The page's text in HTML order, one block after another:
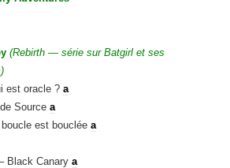
(Rebirth — série sur Batgirl et ses
est oracle ? a
Source a
est bouclée a
Black Canary a